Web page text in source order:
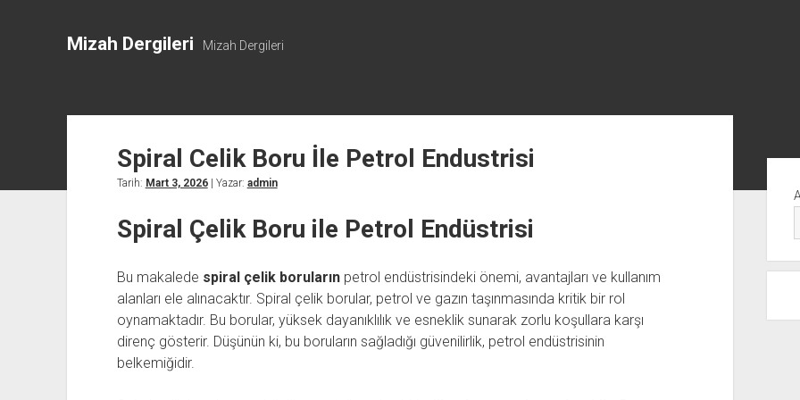
Mizah Dergileri Mizah Dergileri
Spiral Celik Boru İle Petrol Endustrisi
Tarih: Mart 3, 2026| Yazar: admin
Spiral Çelik Boru ile Petrol Endüstrisi
Bu makalede spiral çelik borularınpetrol endüstrisindeki önemi, avantajları ve kullanım
alanları ele alınacaktır. Spiral çelik borular, petrol ve gazın taşınmasında kritik bir rol
oynamaktadır. Bu borular, yüksek dayanıklılık ve esneklik sunarak zorlu koşullara karşı
direnç gösterir. Düşünün ki, bu boruların sağladığı güvenilirlik, petrol endüstrisinin
belkemiğidir.